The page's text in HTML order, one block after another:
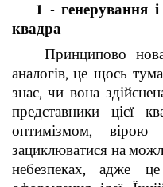
1 - генерування
квадра
Принципово
аналогів, це щось
знає, чи вона
представники цієї
оптимізмом,
зациклюватися на
небезпеках, адже